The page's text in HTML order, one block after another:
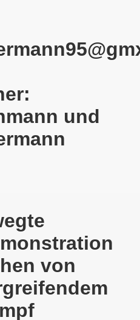
und
von
mit dem
14.10.2024 mit dem Volk
und
am 12.08.2024 - eine
ab 17.30 Uhr - am Platz
Bewegung am
17.30 Uhr auf dem
dem Heinrich-König-
zum Jahrestag